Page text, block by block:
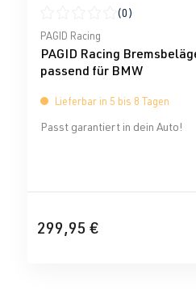
Durchschnittliche
(0)
PAGID Racing
PAGID Racing
passend für BMW
Lieferbar in 5 bis 8 Tagen
Passt garantiert in dein Auto!
299,95 €